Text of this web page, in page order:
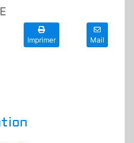
Imprimer Mail